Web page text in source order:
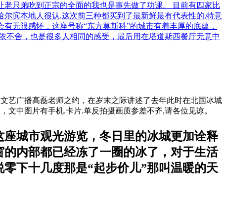
只弟吃到正宗的全面的我也是事先做了功课。 目前有四家比
滨本地人很认,这次前三种都买到了最新鲜最有代表性的,特意
无限感怀，这座号称“东方莫斯科”的城市有着丰厚的底蕴，
舍，也是很多人相同的感受，最后用在塔道斯西餐厅无意中
艺广播高磊老师之约，在岁末之际讲述了去年此时在北国冰城
中图片有手机.卡片.单反拍摄画质参差不齐,请各位见谅。
城市观光游览，冬日里的冰城更加诠释
内部都已经冻了一圈的冰了，对于生活
下十几度那是“起步价儿”那叫温暖的天